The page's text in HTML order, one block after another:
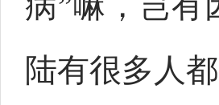
陆有很多人